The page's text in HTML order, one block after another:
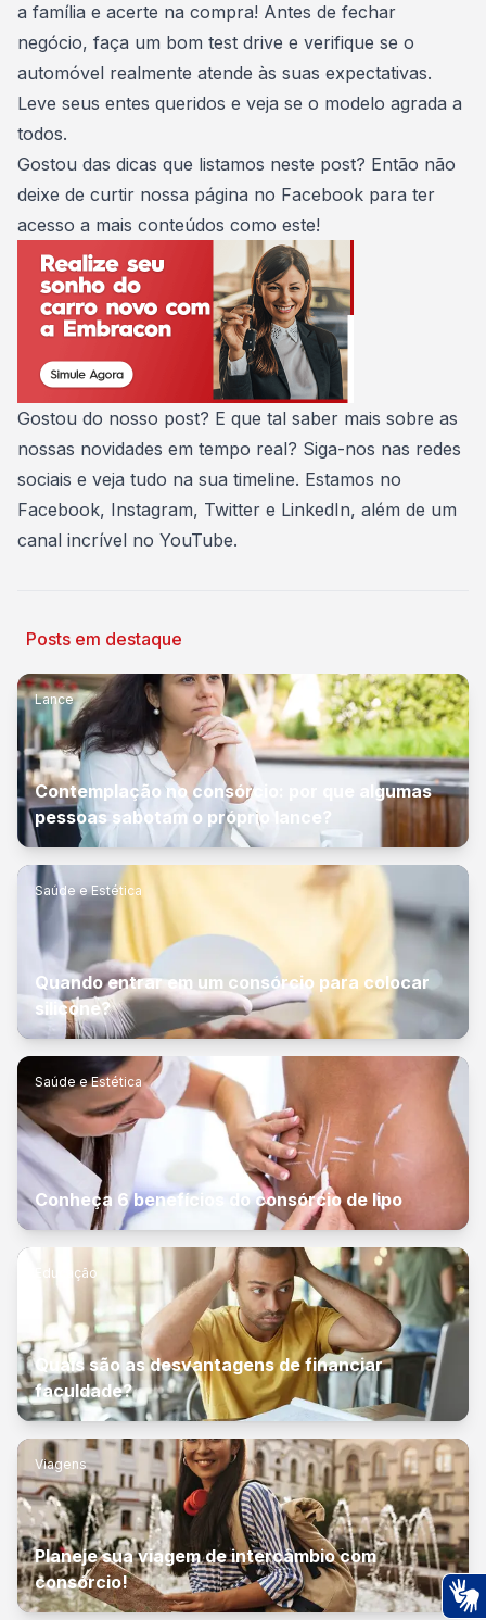
a família e acerte na compra! Antes de fechar
negócio, faça um bom test drive e verifique se o
automóvel realmente atende às suas expectativas.
Leve seus entes queridos e veja se o modelo agrada a
todos.
Gostou das dicas que listamos neste post? Então não
deixe de curtir nossa página no Facebook para ter
acesso a mais conteúdos como este!
Gostou do nosso post? E que tal saber mais sobre as
nossas novidades em tempo real? Siga-nos nas redes
sociais e veja tudo na sua timeline. Estamos no
Facebook, Instagram, Twitter e LinkedIn, além de um
canal incrível no YouTube.
Posts em destaque
Lance
Contemplação no consórcio: por que algumas
pessoas sabotam o próprio lance?
Saúde e Estética
Quando entrar em um consórcio para colocar
silicone?
Saúde e Estética
Conheça 6 benefícios do consórcio de lipo
Educação
Quais são as desvantagens de financiar
faculdade?
Viagens
Planeje sua viagem de intercâmbio com
consórcio!